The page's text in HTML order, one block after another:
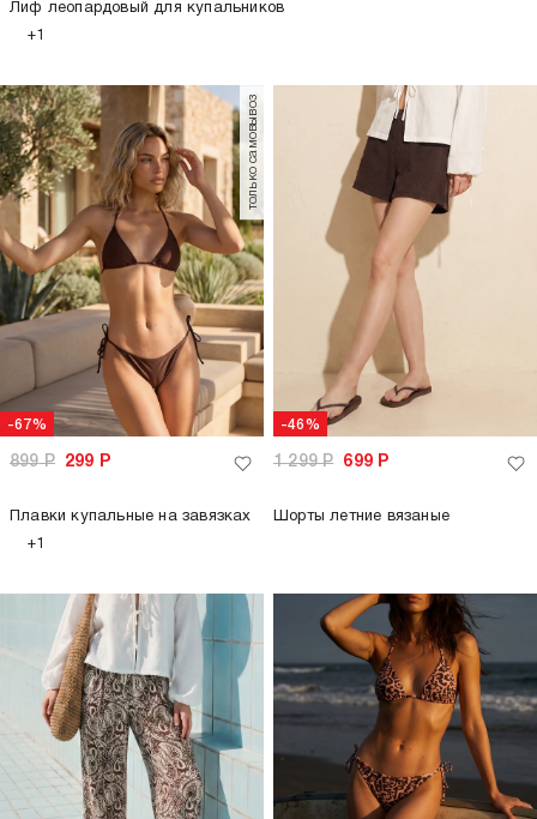
Лиф леопардовый для купальников
+1
-67%
только самовывоз
899Р 299 Р
Плавки купальные на завязках
+1
-46%
1 299Р 699 Р
Шорты летние вязаные